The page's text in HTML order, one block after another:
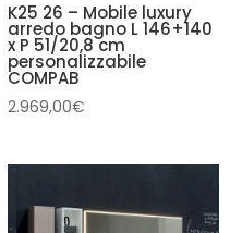
K25 26 – Mobile luxury
arredo bagno L 146+140
x P 51/20,8 cm
personalizzabile
COMPAB
2.969,00€